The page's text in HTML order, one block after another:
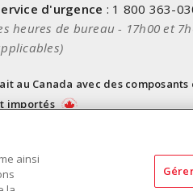
d'urgence : 1 800 363-
heures de bureau - 17h00 et
au Canada avec des
importés
ainsi